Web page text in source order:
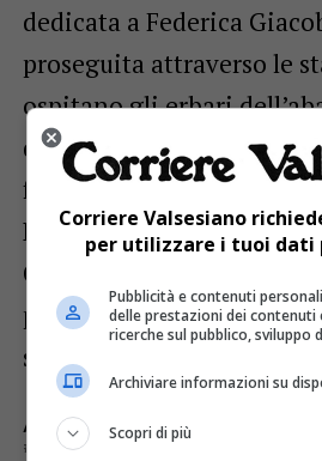
dedicata a Federica
proseguita attraverso le
ospitano gli erbari
quelle in cui sono esposti
fobellini. Le attività,
Loco di Fobello con la
CAI sezione di Varallo,
per tutto il periodo
si concluderanno a fine
ARGOMENTI CORRELATI:
MUSEO CARESTIA TIROZZO
Corriere Valsesiano
per utilizzare i tuoi dati
Pubblicità e contenuti
delle prestazioni dei contenuti
ricerche sul pubblico, sviluppo
Archiviare informazioni su
Scopri di più